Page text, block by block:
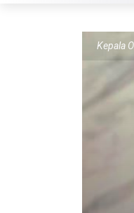
Kepala